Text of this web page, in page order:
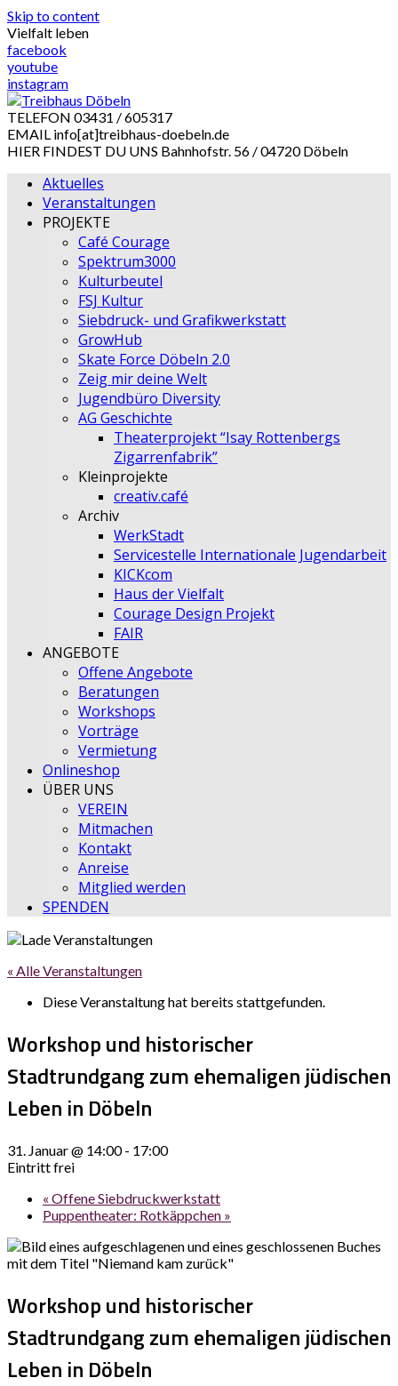
Skip to content
Vielfalt leben
facebook
youtube
instagram
TELEFON 03431 / 605317
EMAIL info[at]treibhaus-doebeln.de
HIER FINDEST DU UNS Bahnhofstr. 56 / 04720 Döbeln
Aktuelles
Veranstaltungen
PROJEKTE
Café Courage
Spektrum3000
Kulturbeutel
FSJ Kultur
Siebdruck- und Grafikwerkstatt
GrowHub
Skate Force Döbeln 2.0
Zeig mir deine Welt
Jugendbüro Diversity
AG Geschichte
Theaterprojekt “Isay Rottenbergs
Zigarrenfabrik”
Kleinprojekte
creativ.café
Archiv
WerkStadt
Servicestelle Internationale Jugendarbeit
KICKcom
Haus der Vielfalt
Courage Design Projekt
FAIR
ANGEBOTE
Offene Angebote
Beratungen
Workshops
Vorträge
Vermietung
Onlineshop
ÜBER UNS
VEREIN
Mitmachen
Kontakt
Anreise
Mitglied werden
SPENDEN
« Alle Veranstaltungen
Diese Veranstaltung hat bereits stattgefunden.
Workshop und historischer
Stadtrundgang zum ehemaligen jüdischen
Leben in Döbeln
31. Januar @ 14:00- 17:00
Eintritt frei
« Offene Siebdruckwerkstatt
Puppentheater: Rotkäppchen »
Workshop und historischer
Stadtrundgang zum ehemaligen jüdischen
Leben in Döbeln